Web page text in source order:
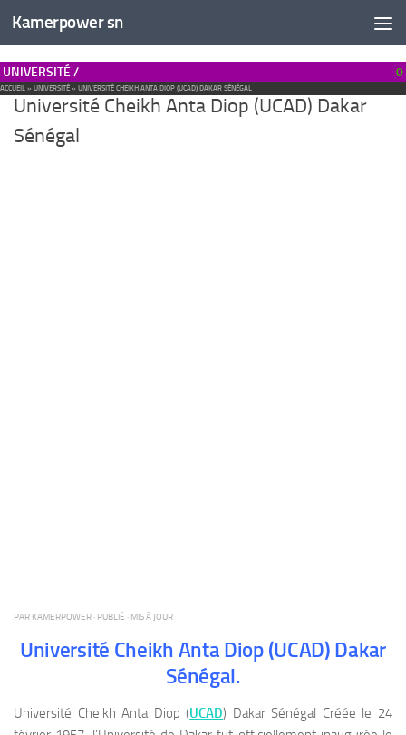
Kamerpower sn
UNIVERSITÉ / 0
ACCUEIL » UNIVERSITÉ » UNIVERSITÉ CHEIKH ANTA DIOP (UCAD) DAKAR SÉNÉGAL
Université Cheikh Anta Diop (UCAD) Dakar
Sénégal
PAR KAMERPOWER· PUBLIÉ · MIS À JOUR
Université Cheikh Anta Diop (UCAD) Dakar
Sénégal.
Université Cheikh Anta Diop (UCAD) Dakar Sénégal Créée le 24